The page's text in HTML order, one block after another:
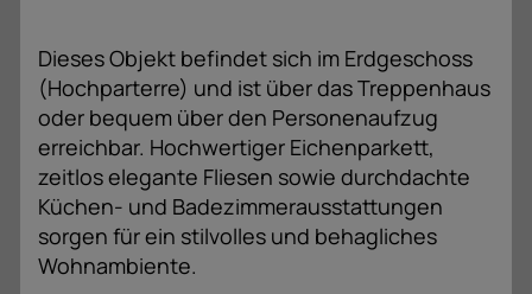
Dieses Objekt befindet sich im Erdgeschoss
(Hochparterre) und ist über das Treppenhaus
oder bequem über den Personenaufzug
erreichbar. Hochwertiger Eichenparkett,
zeitlos elegante Fliesen sowie durchdachte
Küchen- und Badezimmerausstattungen
sorgen für ein stilvolles und behagliches
Wohnambiente.